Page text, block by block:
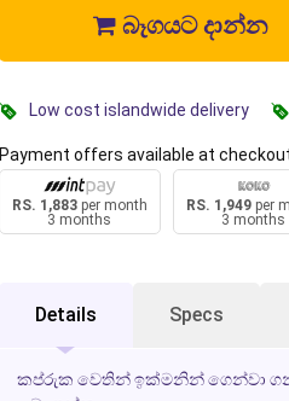
බෑගයට දාන්න
Low cost islandwide delivery
Payment offers available at
RS. 1,883per month
3 months
RS. 1,949per
3 months
Details Specs
කප්රුක වෙතින් ඉක්මනින් ගෙන්වා